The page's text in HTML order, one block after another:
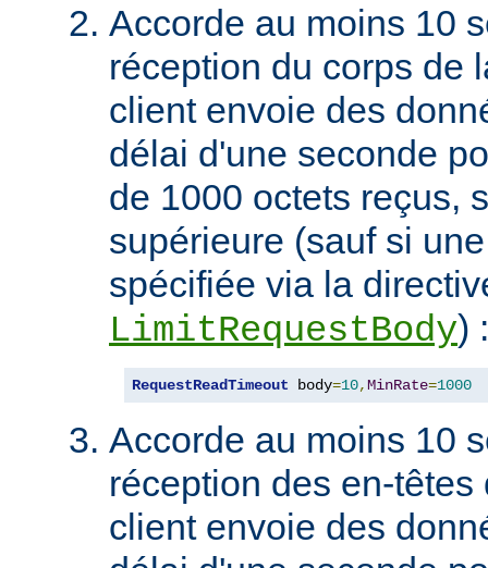
Accorde au moins 10
réception du corps de
client envoie des
délai d'une seconde
de 1000 octets reçus,
supérieure (sauf si
spécifiée via la
LimitRequestBody) :
RequestReadTimeout body=10,MinRate=1000
Accorde au moins 10
réception des en-
client envoie des